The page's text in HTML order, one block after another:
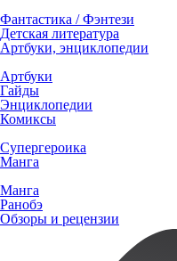
Фантастика / Фэнтези
Детская литература
Артбуки, энциклопедии
Артбуки
Гайды
Энциклопедии
Комиксы
Супергероика
Манга
Манга
Ранобэ
Обзоры и рецензии